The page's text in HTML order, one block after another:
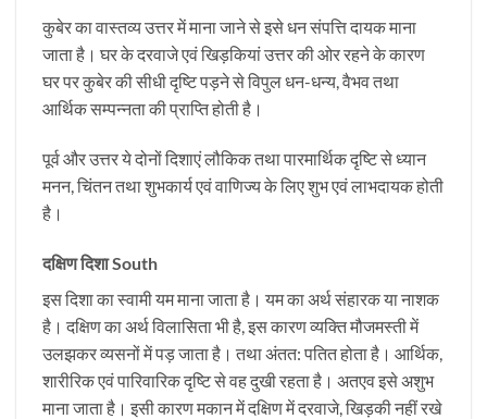
कुबेर का वास्तव्य उत्तर में माना जाने से इसे धन संपत्ति दायक माना
जाता है। घर के दरवाजे एवं खिड़कियां उत्तर की ओर रहने के कारण
घर पर कुबेर की सीधी दृष्टि पड़ने से विपुल धन-धन्य, वैभव तथा
आर्थिक सम्पन्नता की प्राप्ति होती है।
पूर्व और उत्तर ये दोनों दिशाएं लौकिक तथा पारमार्थिक दृष्टि से ध्यान
मनन, चिंतन तथा शुभकार्य एवं वाणिज्य के लिए शुभ एवं लाभदायक होती
है।
दक्षिण दिशा South
इस दिशा का स्वामी यम माना जाता है। यम का अर्थ संहारक या नाशक
है। दक्षिण का अर्थ विलासिता भी है, इस कारण व्यक्ति मौजमस्ती में
उलझकर व्यसनों में पड़ जाता है। तथा अंतत: पतित होता है। आर्थिक,
शारीरिक एवं पारिवारिक दृष्टि से वह दुखी रहता है। अतएव इसे अशुभ
माना जाता है। इसी कारण मकान में दक्षिण में दरवाजे, खिड़की नहीं रखे